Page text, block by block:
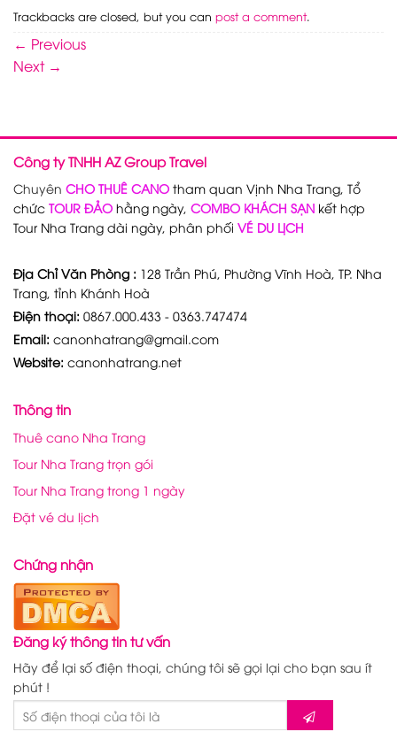
Trackbacks are closed, but you can post a comment.
← Previous
Next →
Công ty TNHH AZ Group Travel
Chuyên CHO THUÊ CANO tham quan Vịnh Nha Trang, Tổ
chức TOUR ĐẢO hằng ngày, COMBO KHÁCH SẠN kết hợp
Tour Nha Trang dài ngày, phân phối VÉ DU LỊCH
Địa Chỉ Văn Phòng : 128 Trần Phú, Phường Vĩnh Hoà, TP. Nha
Trang, tỉnh Khánh Hoà
Điện thoại: 0867.000.433 - 0363.747474
Email: canonhatrang@gmail.com
Website: canonhatrang.net
Thông tin
Thuê cano Nha Trang
Tour Nha Trang trọn gói
Tour Nha Trang trong 1 ngày
Đặt vé du lịch
Chứng nhận
Đăng ký thông tin tư vấn
Hãy để lại số điện thoại, chúng tôi sẽ gọi lại cho bạn sau ít
phút !